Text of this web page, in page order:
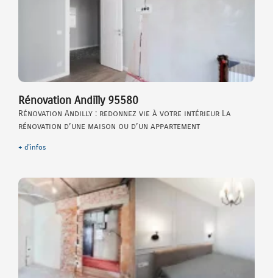
Rénovation Andilly 95580
Rénovation Andilly : redonnez vie à votre intérieur La
rénovation d’une maison ou d’un appartement
+ d'infos